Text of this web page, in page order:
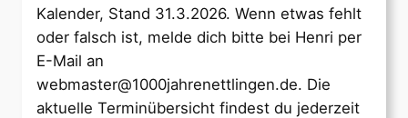
Kalender, Stand 31.3.2026. Wenn etwas fehlt
oder falsch ist, melde dich bitte bei Henri per
E-Mail an
webmaster@1000jahrenettlingen.de. Die
aktuelle Terminübersicht findest du jederzeit